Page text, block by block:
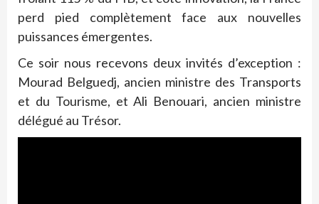
perd pied complètement face aux nouvelles
puissances émergentes.
Ce soir nous recevons deux invités d’exception :
Mourad Belguedj, ancien ministre des Transports
et du Tourisme, et Ali Benouari, ancien ministre
délégué au Trésor.